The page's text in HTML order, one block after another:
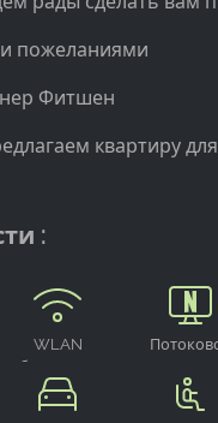
пожеланиями
Фитшен
квартиру
:
WLAN
бесплатно
Netflix